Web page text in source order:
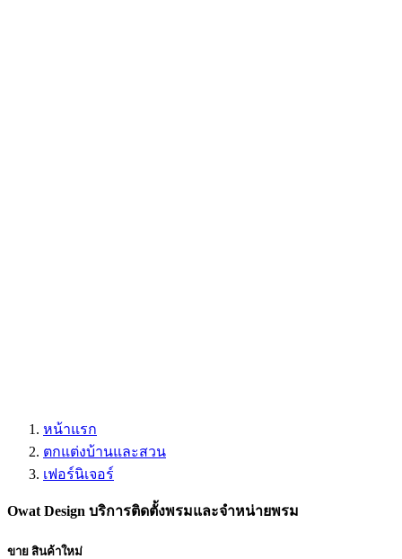
หน้าแรก
ตกแต่งบ้านและสวน
เฟอร์นิเจอร์
Owat Design บริการติดตั้งพรมและจำหน่ายพรม
ขาย สินค้าใหม่